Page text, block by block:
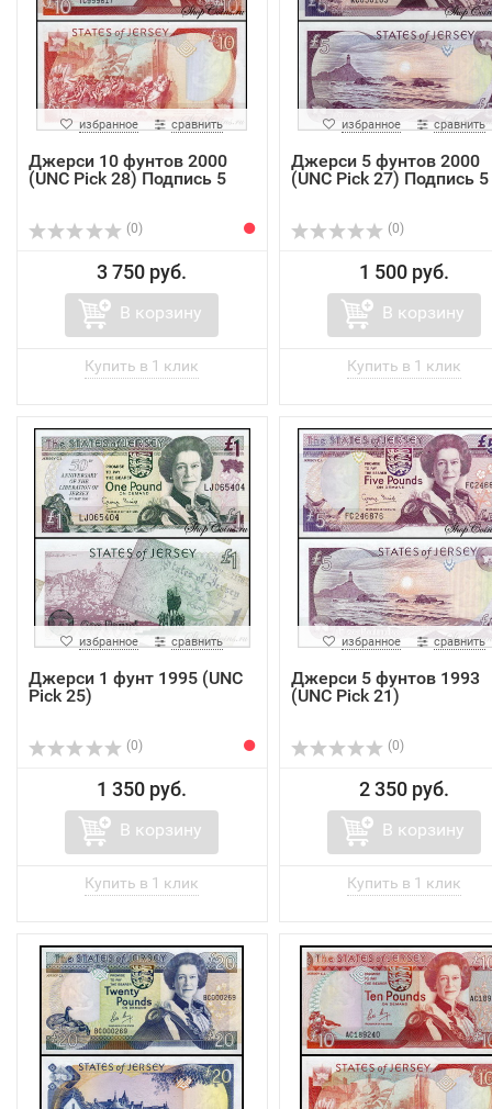
избранное сравнить
Джерси 10 фунтов 2000
(UNC Pick 28) Подпись 5
(0)
3 750 руб.
В корзину
избранное сравнить
Джерси 5 фунтов 2000
(UNC Pick 27) Подпись 5
(0)
1 500 руб.
В корзину
избранное сравнить
Джерси 1 фунт 1995 (UNC
Pick 25)
(0)
1 350 руб.
В корзину
избранное сравнить
Джерси 5 фунтов 1993
(UNC Pick 21)
(0)
2 350 руб.
В корзину